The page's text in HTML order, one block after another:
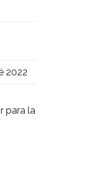
2022
para la